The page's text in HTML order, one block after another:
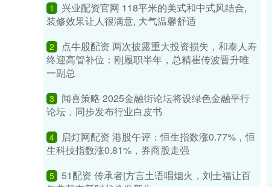
1
兴业配资官网 118平米的美式和中式风结合,
装修效果让人很满意, 大气温馨舒适
2
点牛股配资 两次披露重大投资损失，和泰人寿
终迎高管补位：刚履职半年，总精崔传波晋升唯
一副总
3
闻喜策略 2025金融街论坛将设绿色金融平行
论坛，同步发布行业白皮书
4
启灯网配资 港股午评：恒生指数涨0.77%，恒
生科技指数涨0.81%，券商股走强
5 51配资 传承者|方言土语唱烟火，刘士福让百